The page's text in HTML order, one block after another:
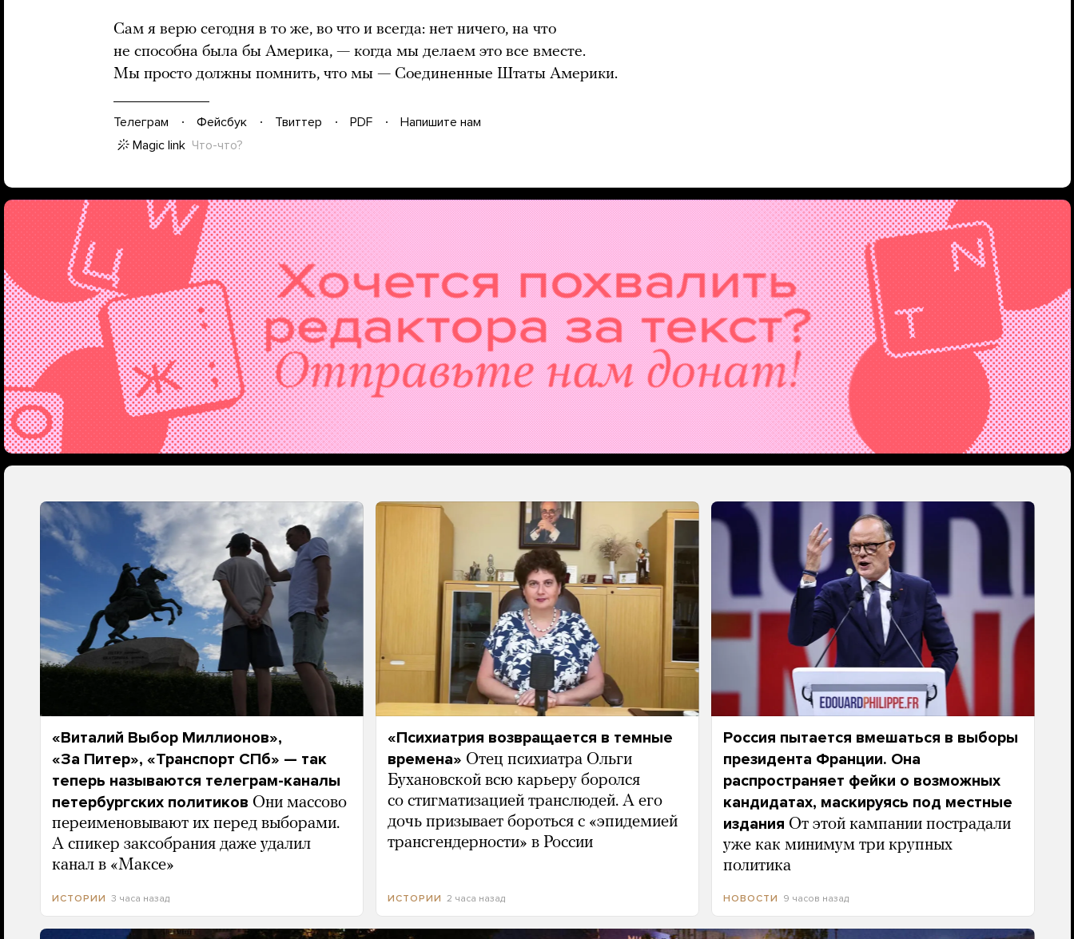
Сам я верю сегодня в то же, во что и всегда: нет ничего, на что
не способна была бы Америка, — когда мы делаем это все вместе.
Мы просто должны помнить, что мы — Соединенные Штаты Америки.
Телеграм Фейсбук Твиттер PDF
Напишите нам
Magic link Что-что?
«Виталий Выбор Миллионов»,
«За Питер», «Транспорт СПб» — так
теперь называются телеграм-каналы
петербургских политиков Они массово
переименовывают их перед выборами.
А спикер заксобрания даже удалил
канал в «Максе»
ИСТОРИИ 3 часа назад
«Психиатрия возвращается в темные
времена» Отец психиатра Ольги
Бухановской всю карьеру боролся
со стигматизацией транслюдей. А его
дочь призывает бороться с «эпидемией
трансгендерности» в России
ИСТОРИИ 2 часа назад
Россия пытается вмешаться в выборы
президента Франции. Она
распространяет фейки о возможных
кандидатах, маскируясь под местные
издания От этой кампании пострадали
уже как минимум три крупных
политика
НОВОСТИ 9 часов назад